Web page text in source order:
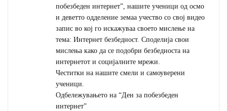
побезбеден интернет”, нашите ученици од осмо
и деветто одделение земаа учество со свој видео
запис во кој го искажуваа своето мислење на
тема: Интернет безбедност. Споделија свои
мислења како да се подобри безбедноста на
интернетот и социјалните мрежи.
Честитки на нашите смели и самоуверени
ученици.
Одбележувањето на “Ден за побезбеден
интернет”